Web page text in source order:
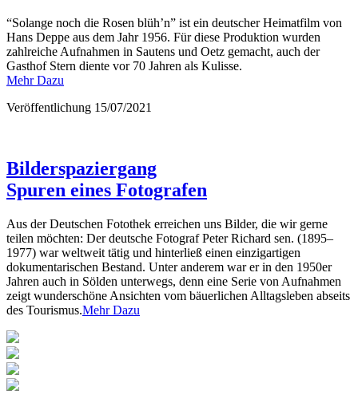
“Solange noch die Rosen blüh’n” ist ein deutscher Heimatfilm von
Hans Deppe aus dem Jahr 1956. Für diese Produktion wurden
zahlreiche Aufnahmen in Sautens und Oetz gemacht, auch der
Gasthof Stern diente vor 70 Jahren als Kulisse.
Mehr Dazu
Veröffentlichung 15/07/2021
Bilderspaziergang
Spuren eines Fotografen
Aus der Deutschen Fotothek erreichen uns Bilder, die wir gerne
teilen möchten: Der deutsche Fotograf Peter Richard sen. (1895–
1977) war weltweit tätig und hinterließ einen einzigartigen
dokumentarischen Bestand. Unter anderem war er in den 1950er
Jahren auch in Sölden unterwegs, denn eine Serie von Aufnahmen
zeigt wunderschöne Ansichten vom bäuerlichen Alltagsleben abseits
des Tourismus.Mehr Dazu